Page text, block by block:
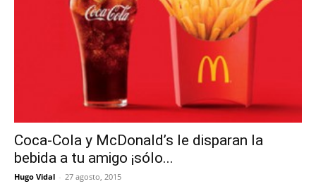
Coca-Cola y McDonald’s le disparan la
bebida a tu amigo ¡sólo...
Hugo Vidal - 27 agosto, 2015